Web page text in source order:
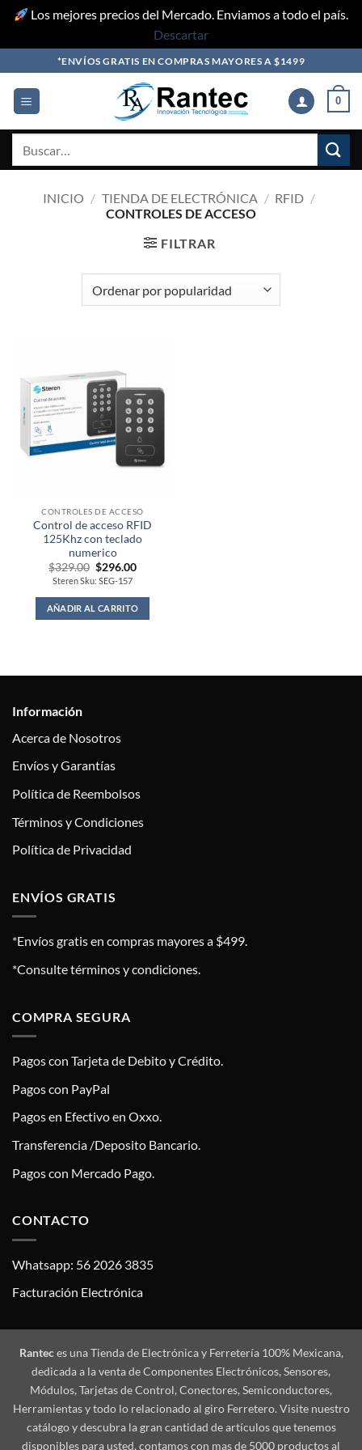
Los mejores precios del Mercado. Enviamos a todo el país.
Descartar
to
content
*ENVÍOS GRATIS EN COMPRAS MAYORES A $1499
0
INICIO / TIENDA DE ELECTRÓNICA / RFID /
CONTROLES DE ACCESO
FILTRAR
CONTROLES DE ACCESO
Control de acceso RFID
125Khz con teclado
numerico
$329.00 Original
price
was:
$329.00.
$296.00Current
$296.00.
Steren Sku: SEG-157
AÑADIR AL CARRITO
Información
Acerca de Nosotros
Envíos y Garantías
Política de Reembolsos
Términos y Condiciones
Política de Privacidad
ENVÍOS GRATIS
*Envíos gratis en compras mayores a $499.
*Consulte términos y condiciones.
COMPRA SEGURA
Pagos con Tarjeta de Debito y Crédito.
Pagos con PayPal
Pagos en Efectivo en Oxxo.
Transferencia /Deposito Bancario.
Pagos con Mercado Pago.
CONTACTO
Whatsapp: 56 2026 3835
Facturación Electrónica
Ranteces una Tienda de Electrónica y Ferretería 100% Mexicana,
dedicada a la venta de Componentes Electrónicos, Sensores,
Módulos, Tarjetas de Control, Conectores, Semiconductores,
Herramientas y todo lo relacionado al giro Ferretero. Visite nuestro
catálogo y descubra la gran cantidad de artículos que tenemos
disponibles para usted, contamos con mas de 5000 productos al